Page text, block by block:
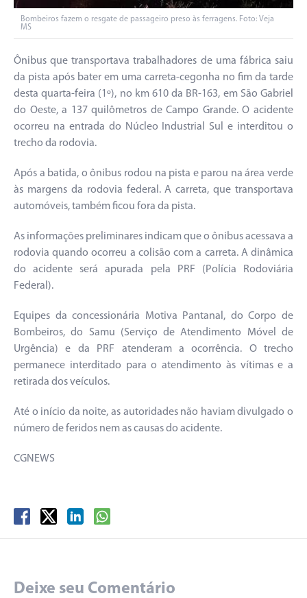
Bombeiros fazem o resgate de passageiro preso às ferragens. Foto: Veja
MS
Ônibus que transportava trabalhadores de uma fábrica saiu
da pista após bater em uma carreta-cegonha no fim da tarde
desta quarta-feira (1º), no km 610 da BR-163, em São Gabriel
do Oeste, a 137 quilômetros de Campo Grande. O acidente
ocorreu na entrada do Núcleo Industrial Sul e interditou o
trecho da rodovia.
Após a batida, o ônibus rodou na pista e parou na área verde
às margens da rodovia federal. A carreta, que transportava
automóveis, também ficou fora da pista.
As informações preliminares indicam que o ônibus acessava a
rodovia quando ocorreu a colisão com a carreta. A dinâmica
do acidente será apurada pela PRF (Polícia Rodoviária
Federal).
Equipes da concessionária Motiva Pantanal, do Corpo de
Bombeiros, do Samu (Serviço de Atendimento Móvel de
Urgência) e da PRF atenderam a ocorrência. O trecho
permanece interditado para o atendimento às vítimas e a
retirada dos veículos.
Até o início da noite, as autoridades não haviam divulgado o
número de feridos nem as causas do acidente.
CGNEWS
Deixe seu Comentário